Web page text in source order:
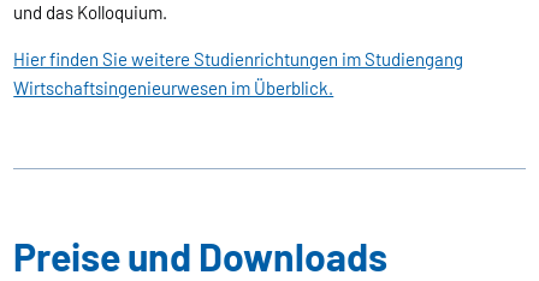
und das Kolloquium.
Hier finden Sie weitere Studienrichtungen im Studiengang
Wirtschaftsingenieurwesen im Überblick.
Preise und Downloads